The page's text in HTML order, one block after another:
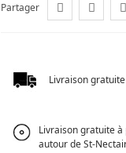
Partager
Livraison
Livraison gratuite à
autour de St-